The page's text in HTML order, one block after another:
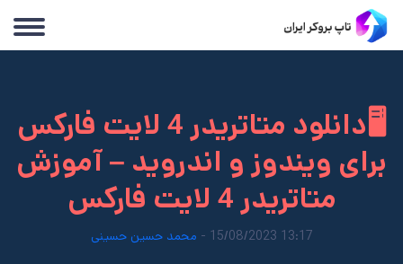
🖥️دانلود متاتریدر 4 لایت فارکس
برای ویندوز و اندروید – آموزش
متاتریدر 4 لایت فارکس
13:17 15/08/2023 - محمد حسین حسینی